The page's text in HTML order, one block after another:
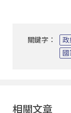
關鍵字： 政
國
相關文章